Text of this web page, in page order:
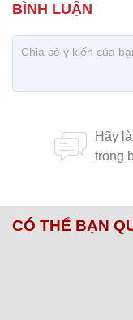
CÓ THỂ BẠN